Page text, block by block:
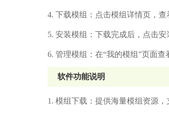
4. 下载模组：点击模组详情页，
5. 安装模组：下载完成后，点击
6. 管理模组：在“我的模组”页面
软件功能说明
1. 模组下载：提供海量模组资源，